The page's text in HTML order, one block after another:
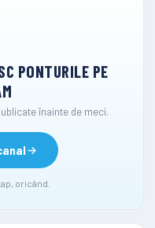
PONTURILE PE
înainte de meci.
oricând.